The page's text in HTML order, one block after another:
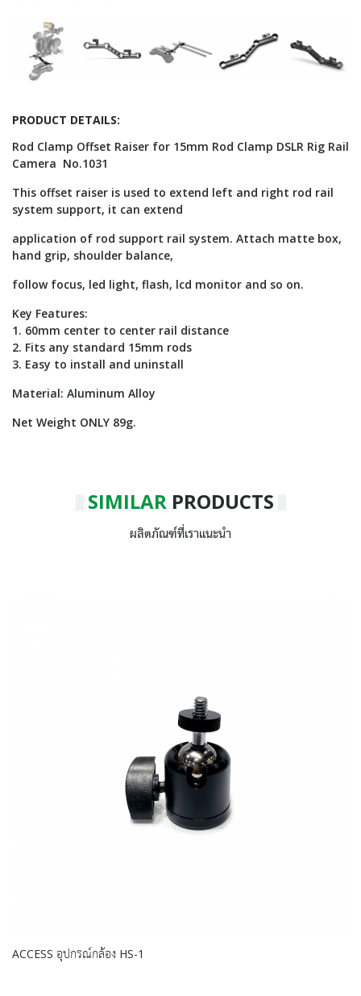
PRODUCT DETAILS:
Rod Clamp Offset Raiser for 15mm Rod Clamp DSLR Rig Rail
Camera No.1031
This offset raiser is used to extend left and right rod rail
system support, it can extend
application of rod support rail system. Attach matte box,
hand grip, shoulder balance,
follow focus, led light, flash, lcd monitor and so on.
Key Features:
1. 60mm center to center rail distance
2. Fits any standard 15mm rods
3. Easy to install and uninstall
Material: Aluminum Alloy
Net Weight ONLY 89g.
SIMILARPRODUCTS
ผลิตภัณฑ์ที่เราแนะนำ
ACCESS อุปกรณ์กล้อง HS-1